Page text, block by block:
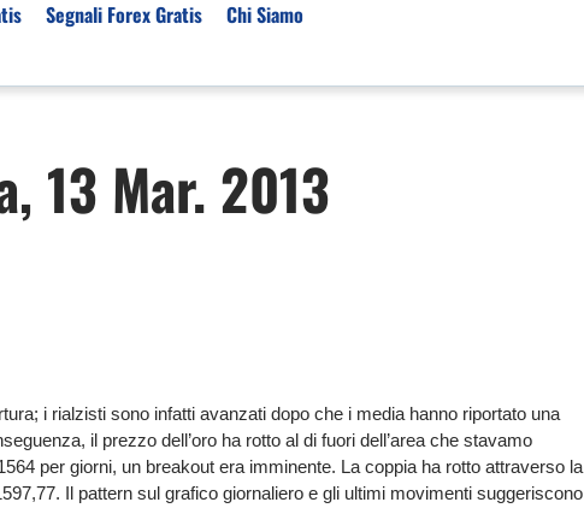
Forex
Alta
Segnali Trading Telegram
Copy Trading Forex
Previsioni Forex Oggi
Mercato Azionario Oggi
Segnali Forex Gratis Chi Siamo
13 Mar. 2013
i rialzisti sono infatti avanzati dopo che i media hanno riportato una
il prezzo dell’oro ha rotto al di fuori dell’area che stavamo
per giorni, un breakout era imminente. La coppia ha rotto attraverso la
Il pattern sul grafico giornaliero e gli ultimi movimenti suggeriscono